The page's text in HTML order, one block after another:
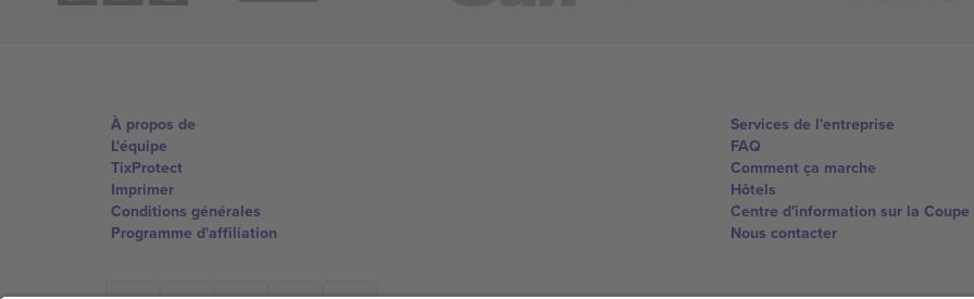
À propos de
L'équipe
TixProtect
Imprimer
Conditions générales
Programme d'affiliation
Services de l'entreprise
FAQ
Comment ça marche
Hôtels
Centre d'information sur la Coupe
Nous contacter